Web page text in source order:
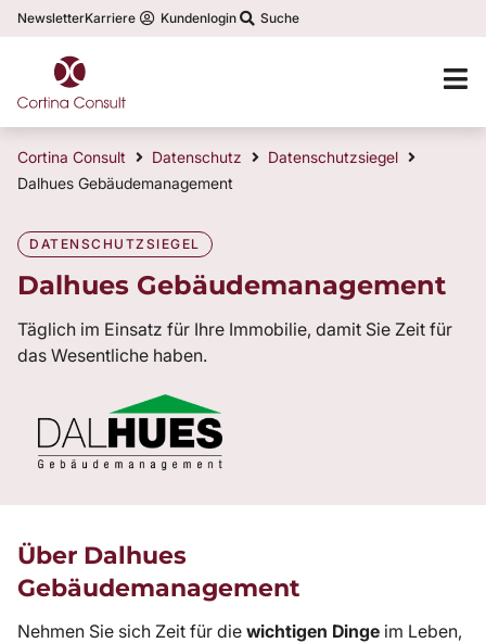
NewsletterKarriere Kundenlogin Suche
Cortina Consult Datenschutz
Datenschutzsiegel
Dalhues Gebäudemanagement
DATENSCHUTZSIEGEL
Dalhues Gebäudemanagement
Täglich im Einsatz für Ihre Immobilie, damit Sie Zeit für
das Wesentliche haben.
Über Dalhues
Gebäudemanagement
Nehmen Sie sich Zeit für die wichtigen Dinge im Leben,